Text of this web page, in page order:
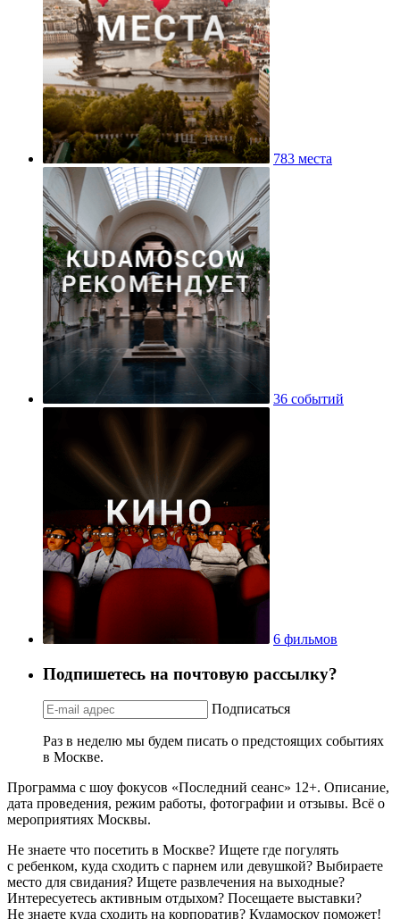
783 места
36 событий
6 фильмов
Подпишетесь на почтовую рассылку?
Подписаться
Раз в неделю мы будем писать о предстоящих событиях
в Москве.
Программа с шоу фокусов «Последний сеанс» 12+. Описание,
дата проведения, режим работы, фотографии и отзывы. Всё о
мероприятиях Москвы.
Не знаете что посетить в Москве? Ищете где погулять
с ребенком, куда сходить с парнем или девушкой? Выбираете
место для свидания? Ищете развлечения на выходные?
Интересуетесь активным отдыхом? Посещаете выставки?
Не знаете куда сходить на корпоратив? Кудамоскоу поможет!